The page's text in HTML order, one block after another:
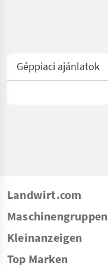
Géppiaci ajánlatok
Landwirt.com
Maschinengruppen
Kleinanzeigen
Top Marken